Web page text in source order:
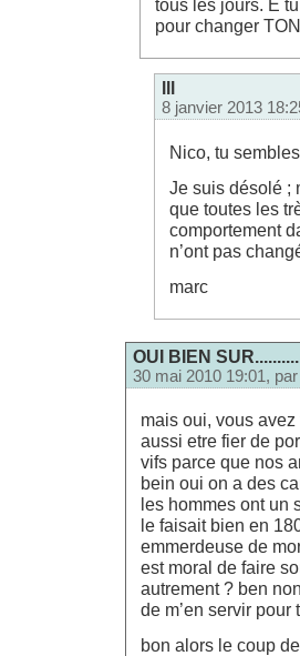
pour changer
lll
8 janvier 2013
Nico, tu
Je suis désolé ;
que toutes les
comportement
n’ont pas
marc
OUI BIEN
30 mai 2010 19:01, par
mais oui, vous
aussi etre fier de
vifs parce que nos
bein oui on a des
les hommes ont un
le faisait bien en
emmerdeuse de
est moral de faire
autrement ? ben
de m’en servir pour
bon alors le coup